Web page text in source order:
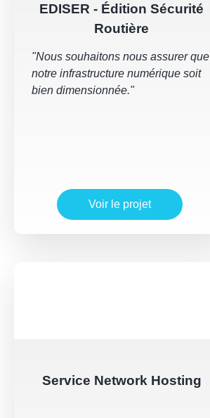
EDISER - Édition Sécurité
Routière
"Nous souhaitons nous assurer que
notre infrastructure numérique soit
bien dimensionnée."
Voir le projet
Service Network Hosting